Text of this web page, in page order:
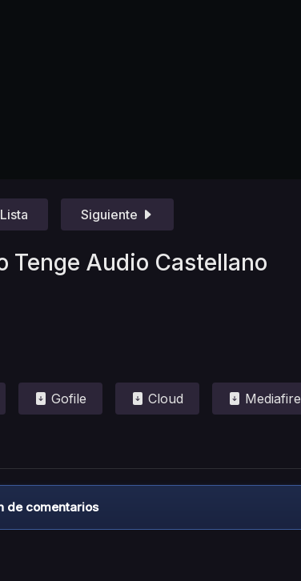
Lista Siguiente
Tenge Audio Castellano
Gofile Cloud Mediafire
de comentarios